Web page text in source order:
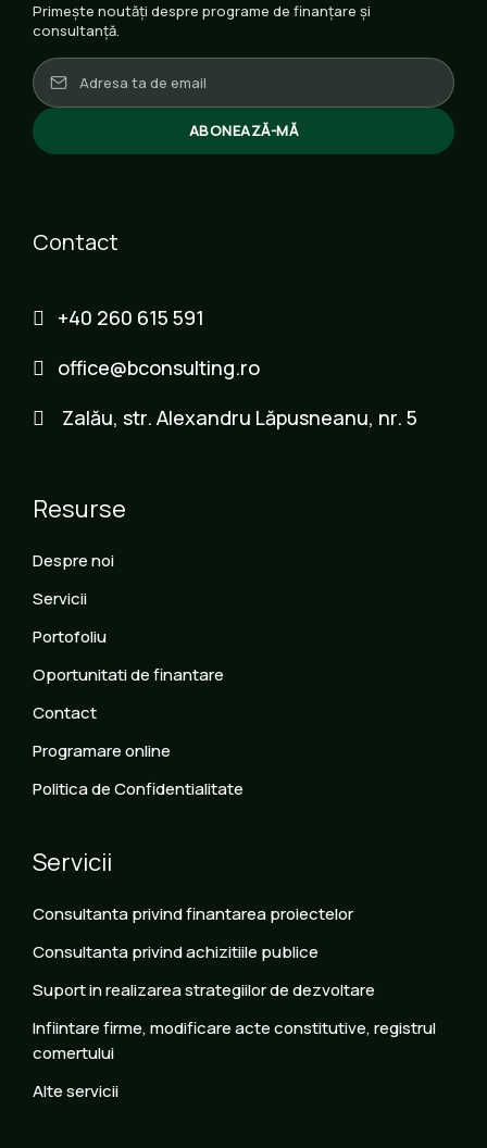
Primește noutăți despre programe de finanțare și
consultanță.
ABONEAZĂ-MĂ
Contact
+40 260 615 591
office@bconsulting.ro
Zalău, str. Alexandru Lăpusneanu, nr. 5
Resurse
Despre noi
Servicii
Portofoliu
Oportunitati de finantare
Contact
Programare online
Politica de Confidentialitate
Servicii
Consultanta privind finantarea proiectelor
Consultanta privind achizitiile publice
Suport in realizarea strategiilor de dezvoltare
Infiintare firme, modificare acte constitutive, registrul
comertului
Alte servicii